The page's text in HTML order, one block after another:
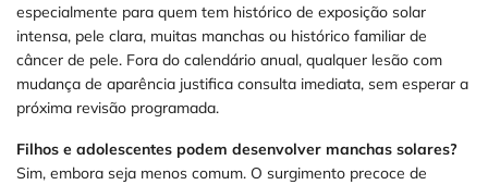
especialmente para quem tem histórico de exposição solar
intensa, pele clara, muitas manchas ou histórico familiar de
câncer de pele. Fora do calendário anual, qualquer lesão com
mudança de aparência justifica consulta imediata, sem esperar a
próxima revisão programada.
Filhos e adolescentes podem desenvolver manchas solares?
Sim, embora seja menos comum. O surgimento precoce de